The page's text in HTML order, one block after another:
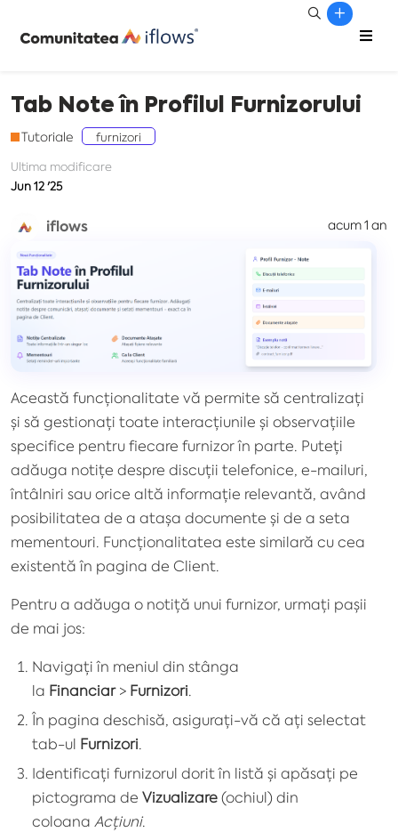
Tab Note în Profilul Furnizorului
Tutoriale
furnizori
Ultima modificare
Jun 12 '25
iflows acum 1 an
Această funcționalitate vă permite să centralizați
și să gestionați toate interacțiunile și observațiile
specifice pentru fiecare furnizor în parte. Puteți
adăuga notițe despre discuții telefonice, e-mailuri,
întâlniri sau orice altă informație relevantă, având
posibilitatea de a atașa documente și de a seta
mementouri. Funcționalitatea este similară cu cea
existentă în pagina de Client.
Pentru a adăuga o notiță unui furnizor, urmați pașii
de mai jos:
Navigați în meniul din stânga
la Financiar> Furnizori.
În pagina deschisă, asigurați-vă că ați selectat
tab-ul Furnizori.
Identificați furnizorul dorit în listă și apăsați pe
pictograma de Vizualizare (ochiul) din
coloana Acțiuni.